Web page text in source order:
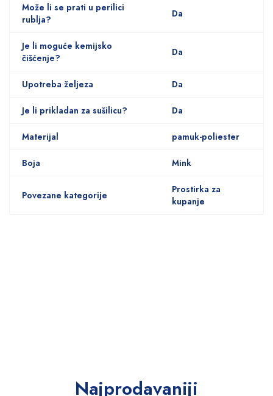
Može li se prati u perilici
rublja?
Da
Je li moguće kemijsko
čišćenje?
Da
Upotreba željeza Da
Je li prikladan za sušilicu? Da
Materijal pamuk-poliester
Boja Mink
Povezane kategorije
Prostirka za
kupanje
Najprodavaniji